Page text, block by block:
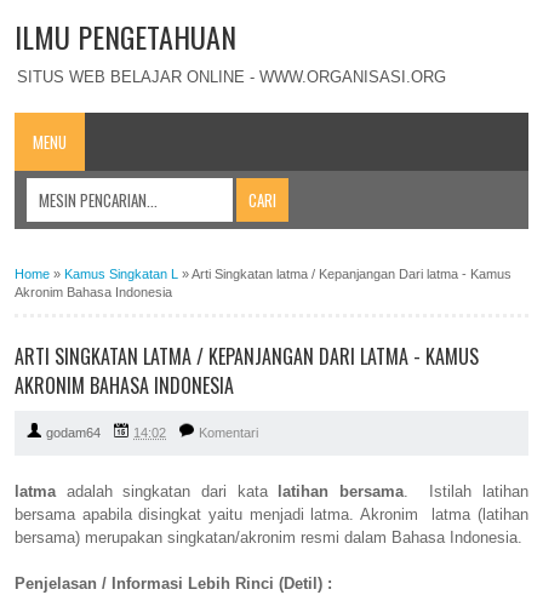
ILMU PENGETAHUAN
SITUS WEB BELAJAR ONLINE - WWW.ORGANISASI.ORG
MENU
Home » Kamus Singkatan L »Arti Singkatan latma / Kepanjangan Dari latma - Kamus
Akronim Bahasa Indonesia
ARTI SINGKATAN LATMA / KEPANJANGAN DARI LATMA - KAMUS
AKRONIM BAHASA INDONESIA
godam64 14:02 Komentari
latmaadalah singkatan dari kata latihan bersama. Istilah latihan
bersama apabila disingkat yaitu menjadi latma. Akronim latma (latihan
bersama) merupakan singkatan/akronim resmi dalam Bahasa Indonesia.
Penjelasan / Informasi Lebih Rinci (Detil) :